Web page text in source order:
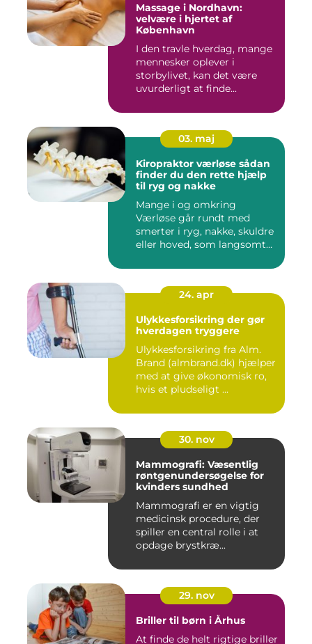
Massage i Nordhavn:
velvære i hjertet af
København
I den travle hverdag, mange
mennesker oplever i
storbylivet, kan det være
uvurderligt at finde...
03. maj
Kiropraktor værløse sådan
finder du den rette hjælp
til ryg og nakke
Mange i og omkring
Værløse går rundt med
smerter i ryg, nakke, skuldre
eller hoved, som langsomt
24. apr
Ulykkesforsikring der gør
hverdagen tryggere
Ulykkesforsikring fra Alm.
Brand (almbrand.dk) hjælper
med at give økonomisk ro,
hvis et pludseligt ...
30. nov
Mammografi: Væsentlig
røntgenundersøgelse for
kvinders sundhed
Mammografi er en vigtig
medicinsk procedure, der
spiller en central rolle i at
opdage brystkræ...
29. nov
Briller til børn i Århus
At finde de helt rigtige briller